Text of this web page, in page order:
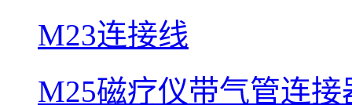
M23连接线
M25磁疗仪带气管连接